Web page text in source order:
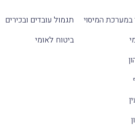
במערכת המיסוי
תגמול עובדים ובכירים
ביטוח לאומי